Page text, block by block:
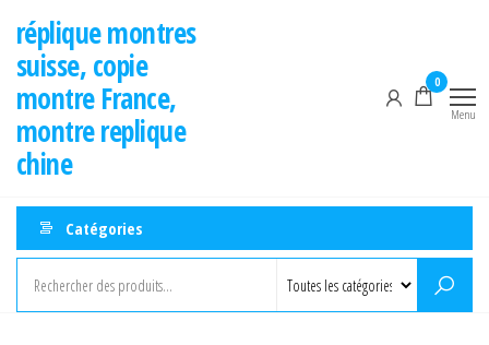
contenu
réplique montres
suisse, copie
montre France,
montre replique
chine
0
Menu
Catégories